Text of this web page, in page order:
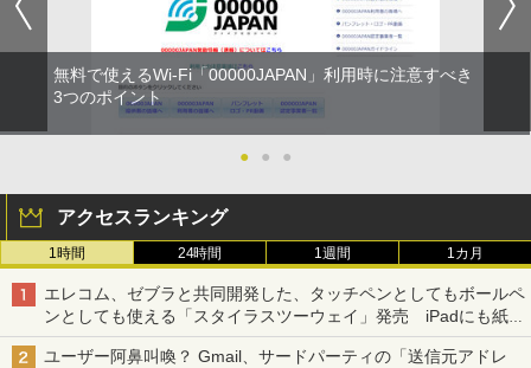
無料で使えるWi-Fi「00000JAPAN」利用時に注意すべき
3つのポイント
● ● ●
アクセスランキング
1時間 24時間 1週間 1カ月
エレコム、ゼブラと共同開発した、タッチペンとしてもボールペ
ンとしても使える「スタイラスツーウェイ」発売 iPadにも紙に
も、持ち替えずに書き込める
ユーザー阿鼻叫喚？ Gmail、サードパーティの「送信元アドレ